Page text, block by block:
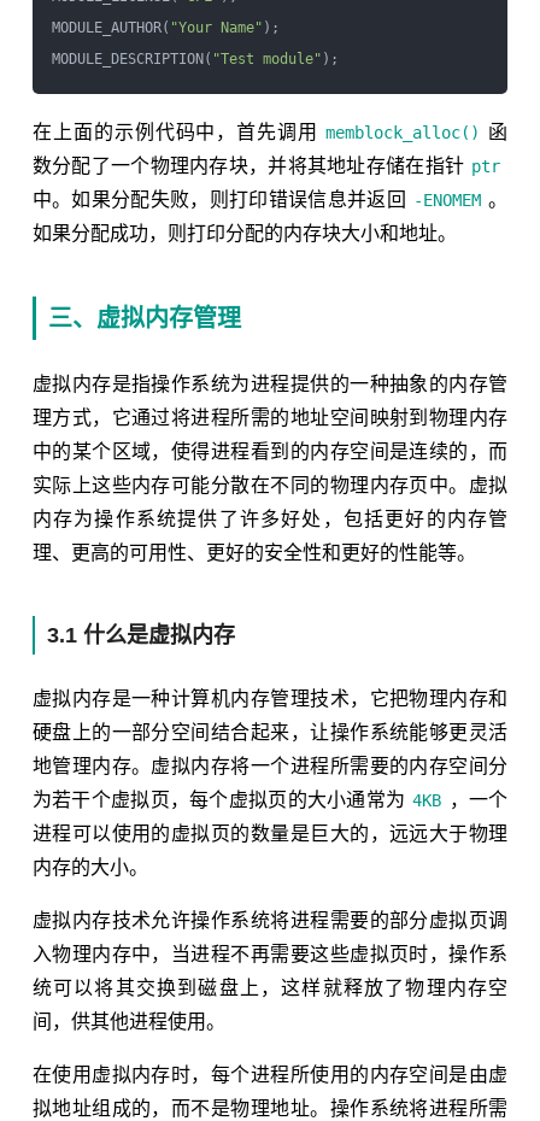
MODULE_AUTHOR( "Your Name" );
MODULE_DESCRIPTION( "Test module"
在上面的示例代码中，首先调用 memblock_alloc()
函
数分配了一个物理内存块，并将其地址存储在指针 ptr
中。如果分配失败，则打印错误信息并返回 -ENOMEM 。
如果分配成功，则打印分配的内存块大小和地址。
三、虚拟内存管理
虚拟内存是指操作系统为进程提供的一种抽象的内存管
理方式，它通过将进程所需的地址空间映射到物理内存
中的某个区域，使得进程看到的内存空间是连续的，而
实际上这些内存可能分散在不同的物理内存页中。虚拟
内存为操作系统提供了许多好处，包括更好的内存管
理、更高的可用性、更好的安全性和更好的性能等。
3.1 什么是虚拟内存
虚拟内存是一种计算机内存管理技术，它把物理内存和
硬盘上的一部分空间结合起来，让操作系统能够更灵活
地管理内存。虚拟内存将一个进程所需要的内存空间分
为若干个虚拟页，每个虚拟页的大小通常为 4KB ，一个
进程可以使用的虚拟页的数量是巨大的，远远大于物理
内存的大小。
虚拟内存技术允许操作系统将进程需要的部分虚拟页调
入物理内存中，当进程不再需要这些虚拟页时，操作系
统可以将其交换到磁盘上，这样就释放了物理内存空
间，供其他进程使用。
在使用虚拟内存时，每个进程所使用的内存空间是由虚
拟地址组成的，而不是物理地址。操作系统将进程所需